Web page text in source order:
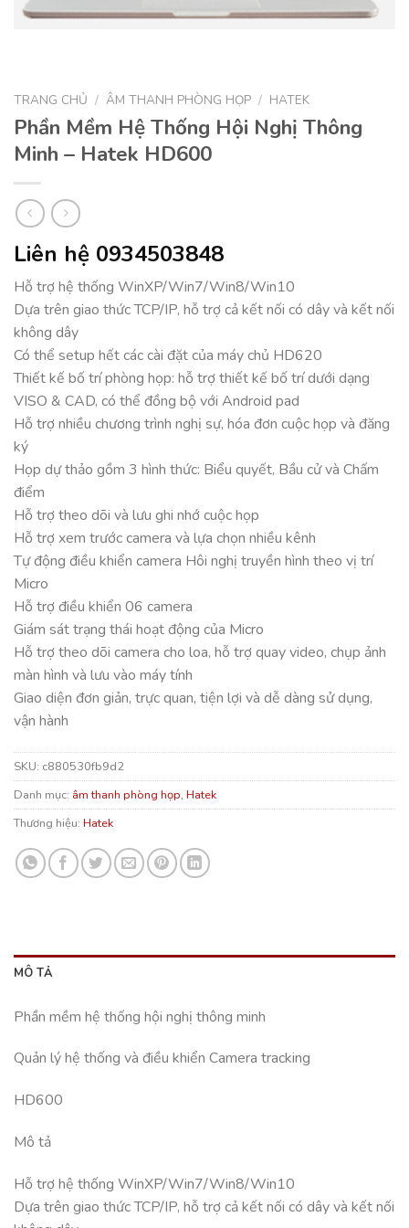
TRANG CHỦ / ÂM THANH PHÒNG HỌP / HATEK
Phần Mềm Hệ Thống Hội Nghị Thông
Minh – Hatek HD600
Liên hệ 0934503848
Hỗ trợ hệ thống WinXP/Win7/Win8/Win10
Dựa trên giao thức TCP/IP, hỗ trợ cả kết nối có dây và kết nối
không dây
Có thể setup hết các cài đặt của máy chủ HD620
Thiết kế bố trí phòng họp: hỗ trợ thiết kế bố trí dưới dạng
VISO & CAD, có thể đồng bộ với Android pad
Hỗ trợ nhiều chương trình nghị sự, hóa đơn cuộc họp và đăng
ký
Họp dự thảo gồm 3 hình thức: Biểu quyết, Bầu cử và Chấm
điểm
Hỗ trợ theo dõi và lưu ghi nhớ cuộc họp
Hỗ trợ xem trước camera và lựa chọn nhiều kênh
Tự động điều khiển camera Hôi nghị truyền hình theo vị trí
Micro
Hỗ trợ điều khiển 06 camera
Giám sát trạng thái hoạt động của Micro
Hỗ trợ theo dõi camera cho loa, hỗ trợ quay video, chụp ảnh
màn hình và lưu vào máy tính
Giao diện đơn giản, trực quan, tiện lợi và dễ dàng sử dụng,
vận hành
SKU: c880530fb9d2
Danh mục: âm thanh phòng họp, Hatek
Thương hiệu: Hatek
MÔ TẢ
Phần mềm hệ thống hội nghị thông minh
Quản lý hệ thống và điều khiển Camera tracking
HD600
Mô tả
Hỗ trợ hệ thống WinXP/Win7/Win8/Win10
Dựa trên giao thức TCP/IP, hỗ trợ cả kết nối có dây và kết nối